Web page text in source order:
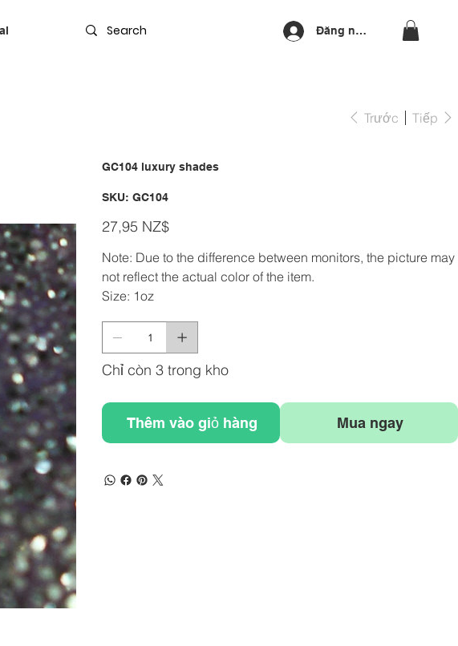
Furniture & Equipment Nails Waxing Training
Đăng nhập
Trước Tiếp
GC104 luxury shades
SKU: SKU
GC104
GC104
Giá
27,95 NZ$
Note: Due to the difference between monitors, the picture may
not reflect the actual color of the item.
Size: 1oz
Chỉ còn 3 trong kho
Thêm vào giỏ hàng Mua ngay